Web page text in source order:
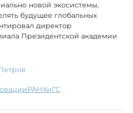
новой экосистемы,
будущее глобальных
директор
Президентской академии
РАНХиГС